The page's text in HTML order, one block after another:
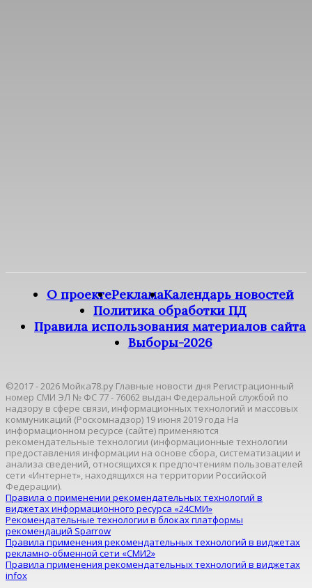
О проектеРекламаКалендарь новостей
Политика обработки ПД
Правила использования материалов сайта
Выборы-2026
©2017 - 2026 Мойка78.ру Главные новости дня Регистрационный
номер СМИ ЭЛ № ФС 77 - 76062 выдан Федеральной службой по
надзору в сфере связи, информационных технологий и массовых
коммуникаций (Роскомнадзор) 19 июня 2019 года На
информационном ресурсе (сайте) применяются
рекомендательные технологии (информационные технологии
предоставления информации на основе сбора, систематизации и
анализа сведений, относящихся к предпочтениям пользователей
сети «Интернет», находящихся на территории Российской
Федерации).
Правила о применении рекомендательных технологий в
виджетах информационного ресурса «24СМИ»
Рекомендательные технологии в блоках платформы
рекомендаций Sparrow
Правила применения рекомендательных технологий в виджетах
рекламно-обменной сети «СМИ2»
Правила применения рекомендательных технологий в виджетах
infox